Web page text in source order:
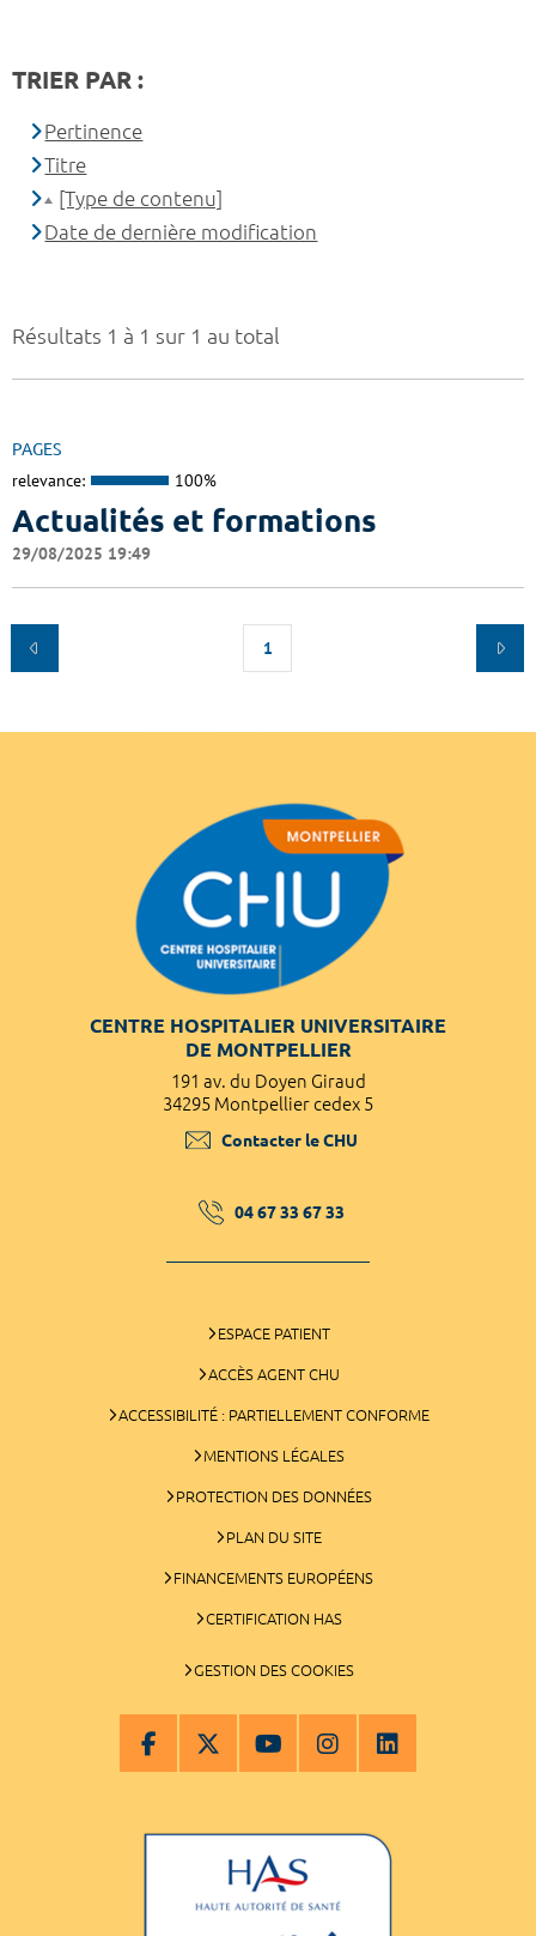
Résultats 1 à 1 sur 1 au total
PAGES
relevance: 100%
Actualités et formations
29/08/2025 19:49
1
TRIER PAR :
Pertinence
Titre
[Type de contenu]
Date de dernière modification
CENTRE HOSPITALIER UNIVERSITAIRE
DE MONTPELLIER
191 av. du Doyen Giraud
34295 Montpellier cedex 5
Contacter le CHU
04 67 33 67 33
ESPACE PATIENT
ACCÈS AGENT CHU
ACCESSIBILITÉ : PARTIELLEMENT CONFORME
MENTIONS LÉGALES
PROTECTION DES DONNÉES
PLAN DU SITE
FINANCEMENTS EUROPÉENS
CERTIFICATION HAS
GESTION DES COOKIES